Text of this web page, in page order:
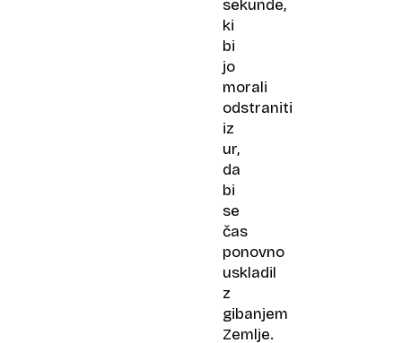
sekunde,
ki
bi
jo
morali
odstraniti
iz
ur,
da
bi
se
čas
ponovno
uskladil
z
gibanjem
Zemlje.